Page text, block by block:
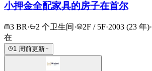
小押金全配家具的房子在首尔
3 BR· 2 个卫生间· 2F / 5F·2003 (23 年)·
在
1 周前更新